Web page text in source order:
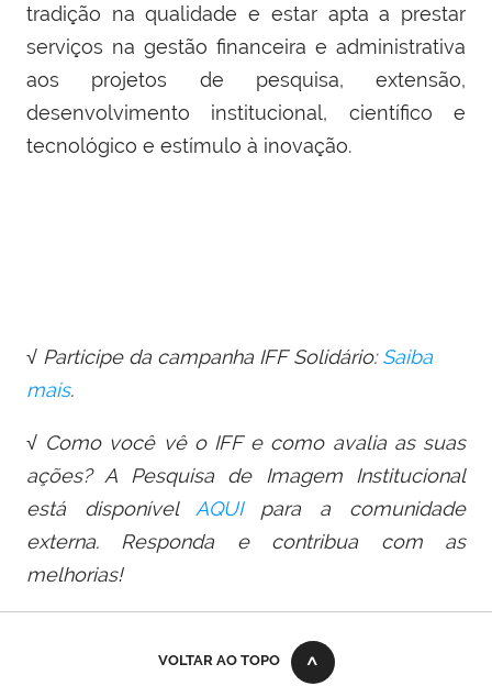
tradição na qualidade e estar apta a prestar
serviços na gestão financeira e administrativa
aos projetos de pesquisa, extensão,
desenvolvimento institucional, científico e
tecnológico e estímulo à inovação.
√ Participe da campanha IFF Solidário:Saiba
mais.
√ Como você vê o IFF e como avalia as suas
ações? A Pesquisa de Imagem Institucional
está disponível AQUI para a comunidade
externa. Responda e contribua com as
melhorias!
VOLTAR AO TOPO